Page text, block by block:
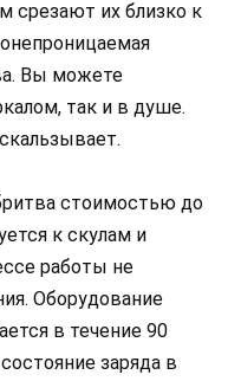
срезают их близко к
Вы можете
так и в душе.
стоимостью до
к скулам и
работы не
Оборудование
в течение 90
заряда в